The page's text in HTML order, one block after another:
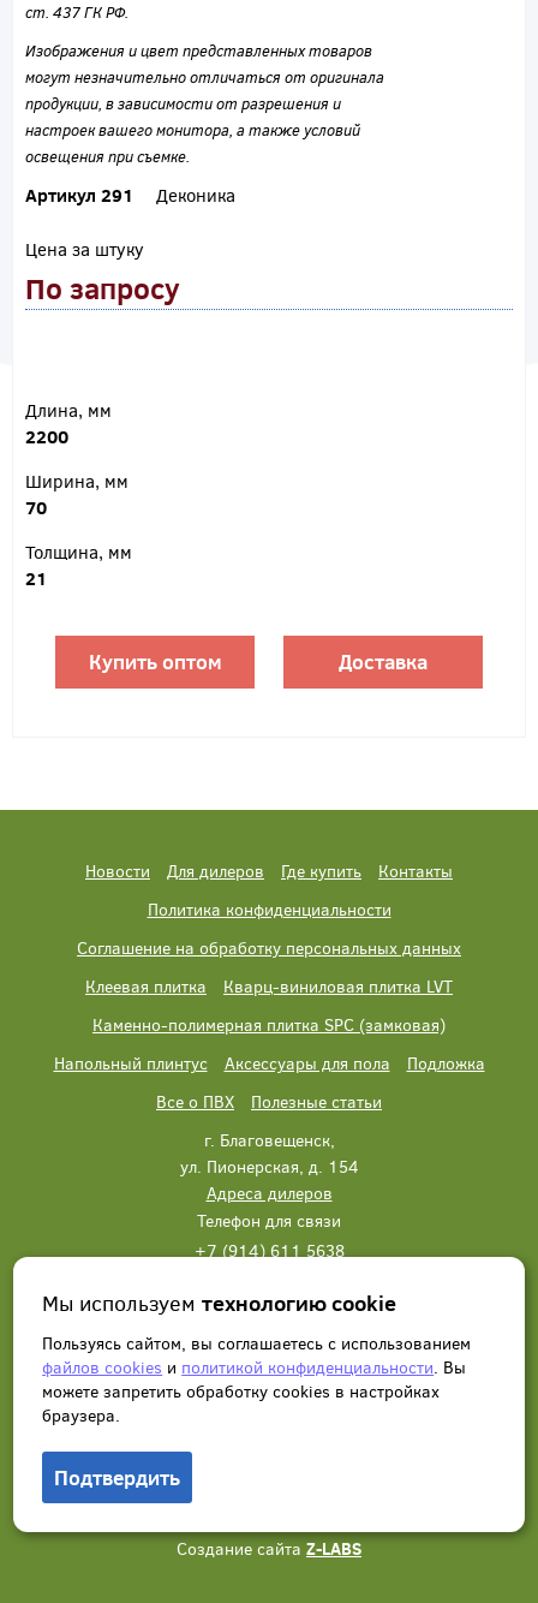
ст. 437 ГК РФ.
Изображения и цвет представленных товаров
могут незначительно отличаться от оригинала
продукции, в зависимости от разрешения и
настроек вашего монитора, а также условий
освещения при съемке.
Артикул 291 Деконика
Цена за штуку
По запросу
Длина, мм
2200
Ширина, мм
70
Толщина, мм
21
Купить оптом Доставка
Новости Для дилеров Где купить
Контакты
Политика конфиденциальности
Соглашение на обработку персональных данных
Клеевая плитка
Кварц-виниловая плитка LVT
Каменно-полимерная плитка SPC (замковая)
Напольный плинтус
Аксессуары для пола
Подложка
Все о ПВХ
Полезные статьи
г. Благовещенск,
ул. Пионерская, д. 154
Адреса дилеров
Телефон для связи
+7 (914) 611 5638
Написать нам Заказать звонок
Создание сайта Z-LABS
Мы используемтехнологию cookie
Пользуясь сайтом, вы соглашаетесь с использованием
файлов cookies и политикой конфиденциальности. Вы
можете запретить обработку сookies в настройках
браузера.
Подтвердить